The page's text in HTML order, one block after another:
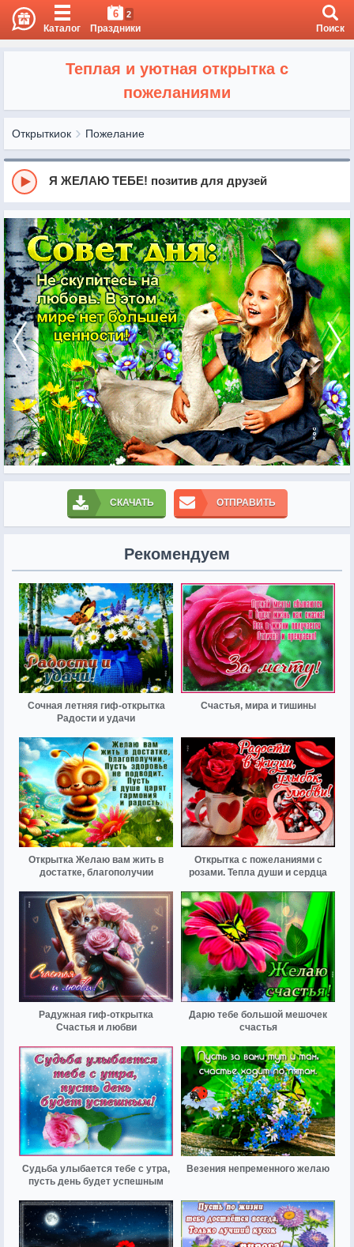
Каталог
6 2
Праздники Поиск
Теплая и уютная открытка с
пожеланиями
Открыткиок Пожелание
Я ЖЕЛАЮ ТЕБЕ! позитив для друзей
СКАЧАТЬ ОТПРАВИТЬ
Рекомендуем
Сочная летняя гиф-открытка
Радости и удачи
Счастья, мира и тишины
Открытка Желаю вам жить в
достатке, благополучии
Открытка с пожеланиями с
розами. Тепла души и сердца
Радужная гиф-открытка
Счастья и любви
Дарю тебе большой мешочек
счастья
Судьба улыбается тебе с утра,
пусть день будет успешным
Везения непременного желаю